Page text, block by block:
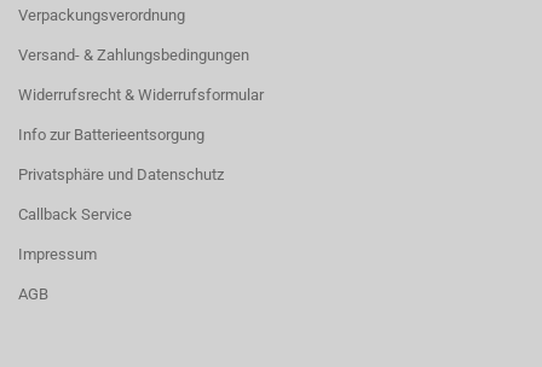
Verpackungsverordnung
Versand- & Zahlungsbedingungen
Widerrufsrecht & Widerrufsformular
Info zur Batterieentsorgung
Privatsphäre und Datenschutz
Callback Service
Impressum
AGB